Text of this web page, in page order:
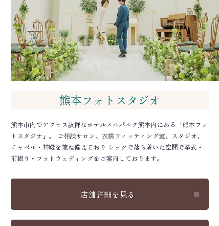
熊本フォトスタジオ
熊本市内でアクセス抜群なホテルメルパルク熊本内にある「熊本フォ
トスタジオ」。 ご相談サロン、衣裳フィッティング室、スタジオ、
チャペル・神殿を兼ね備えており シックで落ち着いた空間で挙式・
前撮り・フォトウェディングをご案内しております。
店舗詳細を見る